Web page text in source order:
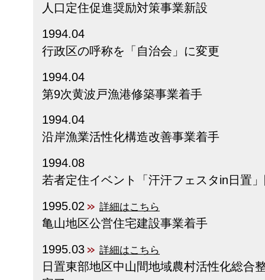
人口定住促進奨励対策事業新設
1994.04
行政区の呼称を「自治会」に変更
1994.04
第9次黄波戸漁港修築事業着手
1994.04
沿岸漁業活性化構造改善事業着手
1994.08
若者定住イベント「汗汗フェスタin日置
1995.02
詳細はこちら
亀山地区公営住宅建設事業着手
1995.03
詳細はこちら
日置東部地区中山間地域農村活性化総合